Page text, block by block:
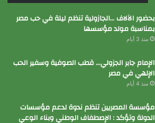
بحضور الآلاف …الجازولية تنظم ليلة في حب مصر
بمناسبة مولد مؤسسها
منذ 3 أيام
الإمام جابر الجزولي… قطب الصوفية وسفير الحب
الإلهي في مصر
منذ 4 أيام
مؤسسة المصريين تنظم ندوة لدعم مؤسسات
الدولة وتؤكد : الإصطفاف الوطني وبناء الوعي